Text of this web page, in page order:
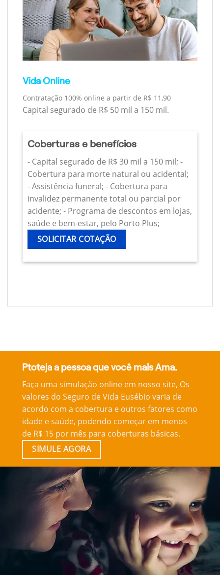
Vida Online
Contratação 100% online a partir de R$ 11,90
Capital segurado de R$ 50 mil a 150 mil.
Coberturas e benefícios
- Capital segurado de R$ 30 mil a 150 mil; -
Cobertura para morte natural ou acidental;
- Assistência funeral; - Cobertura para
invalidez permanente total ou parcial por
acidente; - Programa de descontos em lojas,
saúde e bem-estar, pelo Porto Plus;
SOLICITAR COTAÇÃO
Ptoteja a pessoa que você mais Ama.
Faça uma simulação online em nosso site, Os
valores do Seguro de Vida Eusébio varia de
acordo com a cobertura e outros fatores como
idade e saúde, podendo começar em menos
de R$ 15 por mês para coberturas básicas.
SIMULE AGORA